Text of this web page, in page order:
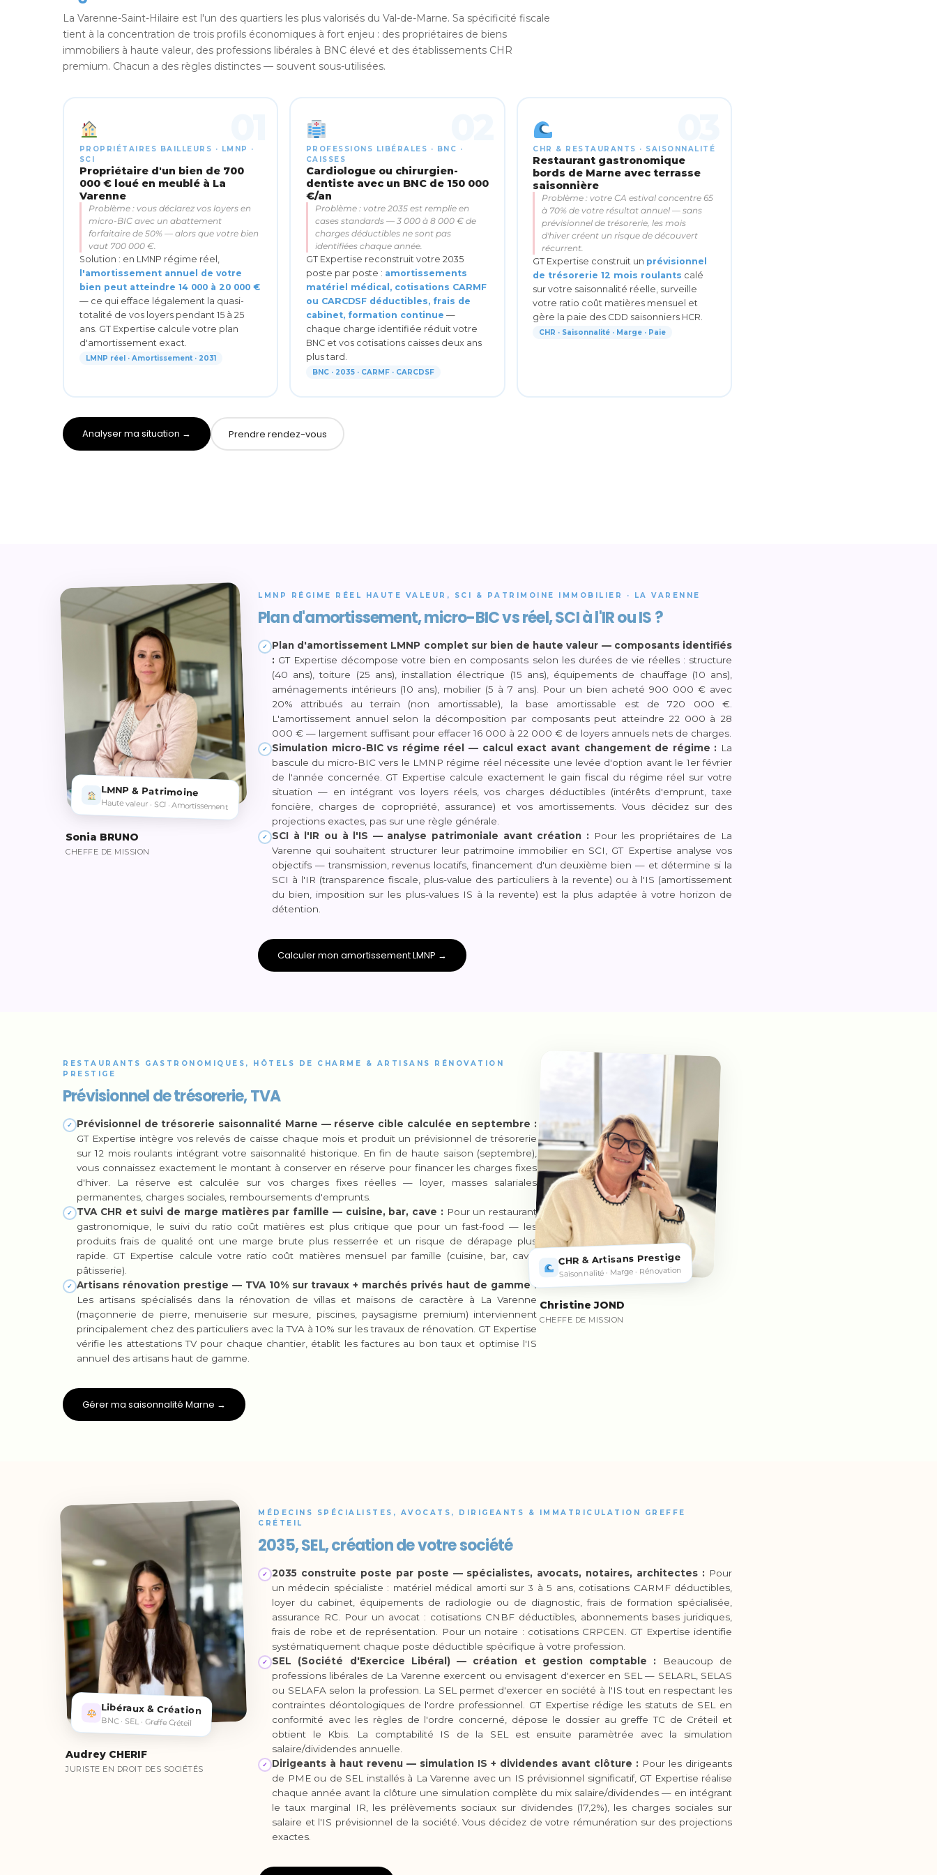
La Varenne-Saint-Hilaire est l'un des quartiers les plus valorisés du Val-de-Marne. Sa spécificité fiscale
tient à la concentration de trois profils économiques à fort enjeu : des propriétaires de biens
immobiliers à haute valeur, des professions libérales à BNC élevé et des établissements CHR
premium. Chacun a des règles distinctes — souvent sous-utilisées.
PROPRIÉTAIRES BAILLEURS · LMNP ·
SCI
Propriétaire d'un bien de 700
000 € loué en meublé à La
Varenne
Problème : vous déclarez vos loyers en
micro-BIC avec un abattement
forfaitaire de 50% — alors que votre bien
vaut 700 000 €.
Solution : en LMNP régime réel,
l'amortissement annuel de votre
bien peut atteindre 14 000 à 20 000 €
— ce qui efface légalement la quasi-
totalité de vos loyers pendant 15 à 25
ans. GT Expertise calcule votre plan
d'amortissement exact.
LMNP réel · Amortissement · 2031
PROFESSIONS LIBÉRALES · BNC ·
CAISSES
Cardiologue ou chirurgien-
dentiste avec un BNC de 150 000
€/an
Problème : votre 2035 est remplie en
cases standards — 3 000 à 8 000 € de
charges déductibles ne sont pas
identifiées chaque année.
GT Expertise reconstruit votre 2035
poste par poste : amortissements
matériel médical, cotisations CARMF
ou CARCDSF déductibles, frais de
cabinet, formation continue —
chaque charge identifiée réduit votre
BNC et vos cotisations caisses deux ans
plus tard.
BNC · 2035 · CARMF · CARCDSF
CHR & RESTAURANTS · SAISONNALITÉ
Restaurant gastronomique
bords de Marne avec terrasse
saisonnière
Problème : votre CA estival concentre 65
à 70% de votre résultat annuel — sans
prévisionnel de trésorerie, les mois
d'hiver créent un risque de découvert
récurrent.
GT Expertise construit un prévisionnel
de trésorerie 12 mois roulants calé
sur votre saisonnalité réelle, surveille
votre ratio coût matières mensuel et
gère la paie des CDD saisonniers HCR.
CHR · Saisonnalité · Marge · Paie
Analyser ma situation → Prendre rendez-vous
LMNP & Patrimoine
Haute valeur · SCI · Amortissement
Sonia BRUNO
CHEFFE DE MISSION
LMNP RÉGIME RÉEL HAUTE VALEUR, SCI & PATRIMOINE IMMOBILIER · LA VARENNE
Plan d'amortissement, micro-BIC vs réel, SCI à l'IR ou IS ?
✓
Plan d'amortissement LMNP complet sur bien de haute valeur — composants identifiés
: GT Expertise décompose votre bien en composants selon les durées de vie réelles : structure
(40 ans), toiture (25 ans), installation électrique (15 ans), équipements de chauffage (10 ans),
aménagements intérieurs (10 ans), mobilier (5 à 7 ans). Pour un bien acheté 900 000 € avec
20% attribués au terrain (non amortissable), la base amortissable est de 720 000 €.
L'amortissement annuel selon la décomposition par composants peut atteindre 22 000 à 28
000 € — largement suffisant pour effacer 16 000 à 22 000 € de loyers annuels nets de charges.
✓ Simulation micro-BIC vs régime réel — calcul exact avant changement de régime : La
bascule du micro-BIC vers le LMNP régime réel nécessite une levée d'option avant le 1er février
de l'année concernée. GT Expertise calcule exactement le gain fiscal du régime réel sur votre
situation — en intégrant vos loyers réels, vos charges déductibles (intérêts d'emprunt, taxe
foncière, charges de copropriété, assurance) et vos amortissements. Vous décidez sur des
projections exactes, pas sur une règle générale.
✓ SCI à l'IR ou à l'IS — analyse patrimoniale avant création : Pour les propriétaires de La
Varenne qui souhaitent structurer leur patrimoine immobilier en SCI, GT Expertise analyse vos
objectifs — transmission, revenus locatifs, financement d'un deuxième bien — et détermine si la
SCI à l'IR (transparence fiscale, plus-value des particuliers à la revente) ou à l'IS (amortissement
du bien, imposition sur les plus-values IS à la revente) est la plus adaptée à votre horizon de
détention.
Calculer mon amortissement LMNP →
CHR & Artisans Prestige
Saisonnalité · Marge · Rénovation
Christine JOND
CHEFFE DE MISSION
RESTAURANTS GASTRONOMIQUES, HÔTELS DE CHARME & ARTISANS RÉNOVATION
PRESTIGE
Prévisionnel de trésorerie, TVA
✓
Prévisionnel de trésorerie saisonnalité Marne — réserve cible calculée en septembre :
GT Expertise intègre vos relevés de caisse chaque mois et produit un prévisionnel de trésorerie
sur 12 mois roulants intégrant votre saisonnalité historique. En fin de haute saison (septembre),
vous connaissez exactement le montant à conserver en réserve pour financer les charges fixes
d'hiver. La réserve est calculée sur vos charges fixes réelles — loyer, masses salariales
permanentes, charges sociales, remboursements d'emprunts.
✓ TVA CHR et suivi de marge matières par famille — cuisine, bar, cave : Pour un restaurant
gastronomique, le suivi du ratio coût matières est plus critique que pour un fast-food — les
produits frais de qualité ont une marge brute plus resserrée et un risque de dérapage plus
rapide. GT Expertise calcule votre ratio coût matières mensuel par famille (cuisine, bar, cave,
pâtisserie).
✓
Artisans rénovation prestige — TVA 10% sur travaux + marchés privés haut de gamme :
Les artisans spécialisés dans la rénovation de villas et maisons de caractère à La Varenne
(maçonnerie de pierre, menuiserie sur mesure, piscines, paysagisme premium) interviennent
principalement chez des particuliers avec la TVA à 10% sur les travaux de rénovation. GT Expertise
vérifie les attestations TV pour chaque chantier, établit les factures au bon taux et optimise l'IS
annuel des artisans haut de gamme.
Gérer ma saisonnalité Marne →
Libéraux & Création
BNC · SEL · Greffe Créteil
Audrey CHERIF
JURISTE EN DROIT DES SOCIÉTÉS
MÉDECINS SPÉCIALISTES, AVOCATS, DIRIGEANTS & IMMATRICULATION GREFFE
CRÉTEIL
2035, SEL, création de votre société
✓ 2035 construite poste par poste — spécialistes, avocats, notaires, architectes : Pour
un médecin spécialiste : matériel médical amorti sur 3 à 5 ans, cotisations CARMF déductibles,
loyer du cabinet, équipements de radiologie ou de diagnostic, frais de formation spécialisée,
assurance RC. Pour un avocat : cotisations CNBF déductibles, abonnements bases juridiques,
frais de robe et de représentation. Pour un notaire : cotisations CRPCEN. GT Expertise identifie
systématiquement chaque poste déductible spécifique à votre profession.
✓ SEL (Société d'Exercice Libéral) — création et gestion comptable : Beaucoup de
professions libérales de La Varenne exercent ou envisagent d'exercer en SEL — SELARL, SELAS
ou SELAFA selon la profession. La SEL permet d'exercer en société à l'IS tout en respectant les
contraintes déontologiques de l'ordre professionnel. GT Expertise rédige les statuts de SEL en
conformité avec les règles de l'ordre concerné, dépose le dossier au greffe TC de Créteil et
obtient le Kbis. La comptabilité IS de la SEL est ensuite paramètrée avec la simulation
salaire/dividendes annuelle.
✓ Dirigeants à haut revenu — simulation IS + dividendes avant clôture : Pour les dirigeants
de PME ou de SEL installés à La Varenne avec un IS prévisionnel significatif, GT Expertise réalise
chaque année avant la clôture une simulation complète du mix salaire/dividendes — en intégrant
le taux marginal IR, les prélèvements sociaux sur dividendes (17,2%), les charges sociales sur
salaire et l'IS prévisionnel de la société. Vous décidez de votre rémunération sur des projections
exactes.